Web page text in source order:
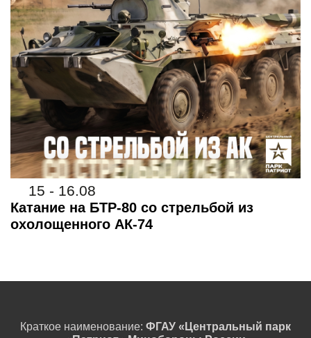
15 - 16.08
Катание на БТР-80 со стрельбой из
охолощенного АК-74
Краткое наименование: ФГАУ «Центральный парк